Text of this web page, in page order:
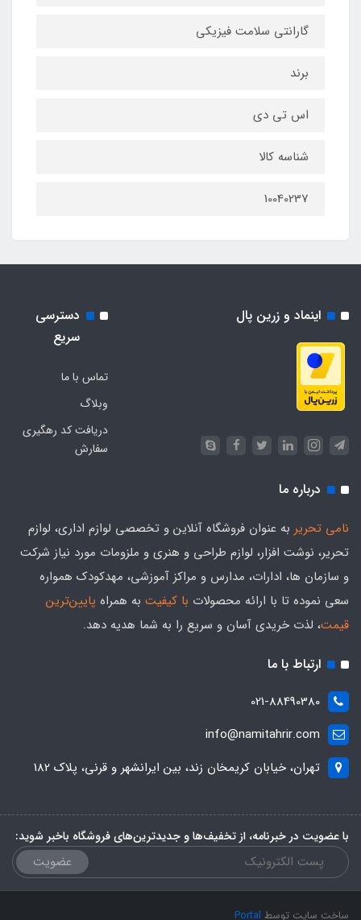
گارانتی سلامت فیزیکی
برند
اس تی دی
شناسه کالا
10040237
اینماد و زرین پال
دسترسی
سریع
تماس با ما
وبلاگ
دریافت کد رهگیری
سفارش
درباره ما
نامی تحریر به عنوان فروشگاه آنلاین و تخصصی لوازم اداری، لوازم
تحریر، نوشت افزار، لوازم طراحی و هنری و ملزومات مورد نیاز شرکت
و سازمان ها، ادارات، مدارس و مراکز آموزشی، مهدکودک همواره
سعی نموده تا با ارائه محصولات با کیفیت به همراه پایین‌ترین
قیمت، لذت خریدی آسان و سریع را به شما هدیه‌ دهد.
ارتباط با ما
021-88490380
info@namitahrir.com
تهران، خیابان کریمخان زند، بین ایرانشهر و قرنی، پلاک 182
با عضویت در خبرنامه، از تخفیف‌ها و جدیدترین‌های فروشگاه باخبر شوید:
عضویت
ساخت سایت توسط Portal